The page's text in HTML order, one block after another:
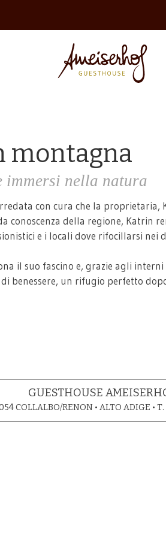
montagna
immersi nella natura
con cura che la
conoscenza della regione, Katrin
e i locali dove rifocillarsi nei
il suo fascino e, grazie agli
benessere, un rifugio perfetto
GUESTHOUSE
COLLALBO/RENON • ALTO ADIGE •